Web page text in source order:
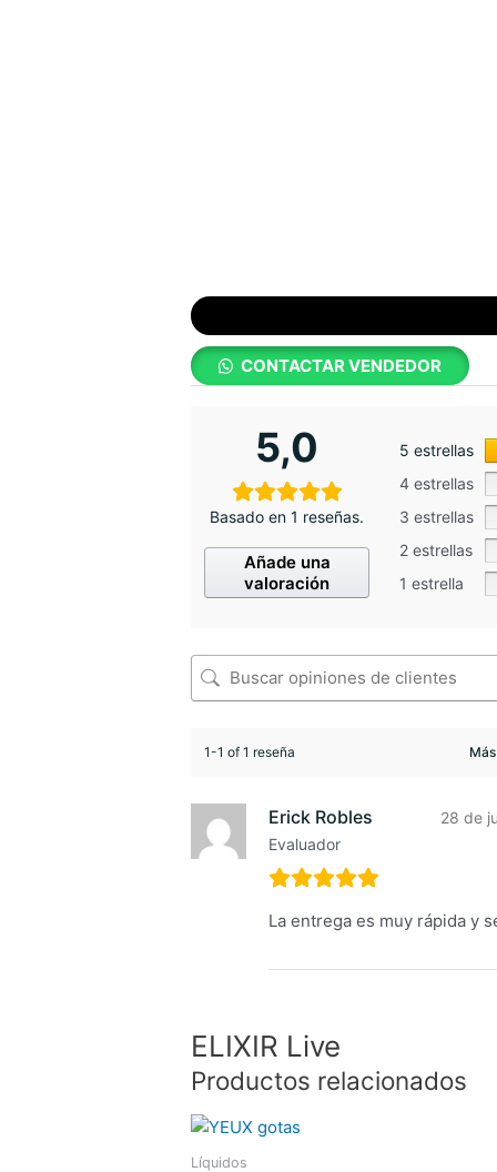
CONTACTAR VENDEDOR
5,0
Basado en 1 reseñas.
Añade una
valoración
5 estrellas
4 estrellas
3 estrellas
2 estrellas
1 estrella
1-1 of 1 reseña
Erick Robles
Evaluador
28 de
La entrega es muy rápida y
ELIXIR Live
Productos relacionados
Líquidos